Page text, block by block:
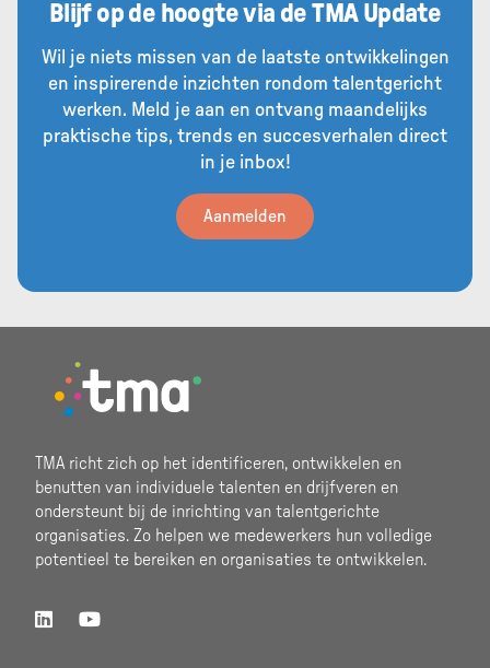
Blijf op de hoogte via de TMA Update
Wil je niets missen van de laatste ontwikkelingen
en inspirerende inzichten rondom talentgericht
werken. Meld je aan en ontvang maandelijks
praktische tips, trends en succesverhalen direct
in je inbox!
Aanmelden
Footer
TMA richt zich op het identificeren, ontwikkelen en
benutten van individuele talenten en drijfveren en
ondersteunt bij de inrichting van talentgerichte
organisaties. Zo helpen we medewerkers hun volledige
potentieel te bereiken en organisaties te ontwikkelen.